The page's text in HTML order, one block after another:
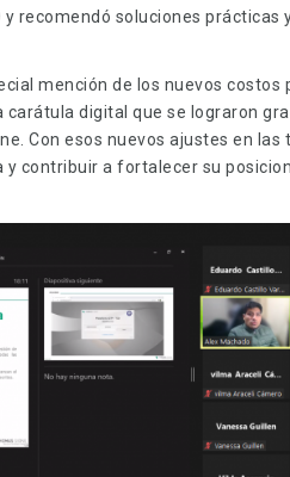
recomendó soluciones prácticas
mención de los nuevos costos
digital que se lograron
Con esos nuevos ajustes en las
contribuir a fortalecer su